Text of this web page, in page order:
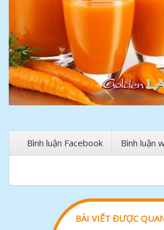
Bình luận Facebook Bình luận
BÀI VIẾT ĐƯỢC